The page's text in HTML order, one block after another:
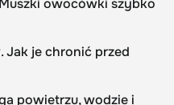
owocówki szybko
Jak je chronić przed
powietrzu, wodzie i